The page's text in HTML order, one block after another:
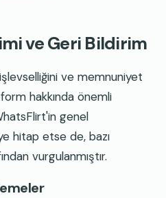
ve Geri Bildirim
ve memnuniyet
hakkında önemli
genel
hitap etse de, bazı
vurgulanmıştır.